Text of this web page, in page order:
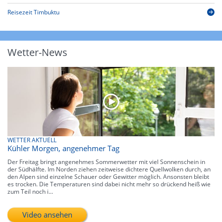
Reisezeit Timbuktu
Wetter-News
WETTER AKTUELL
Kühler Morgen, angenehmer Tag
Der Freitag bringt angenehmes Sommerwetter mit viel Sonnenschein in
der Südhälfte. Im Norden ziehen zeitweise dichtere Quellwolken durch, an
den Alpen sind einzelne Schauer oder Gewitter möglich. Ansonsten bleibt
es trocken. Die Temperaturen sind dabei nicht mehr so drückend heiß wie
zum Teil noch i...
Video ansehen